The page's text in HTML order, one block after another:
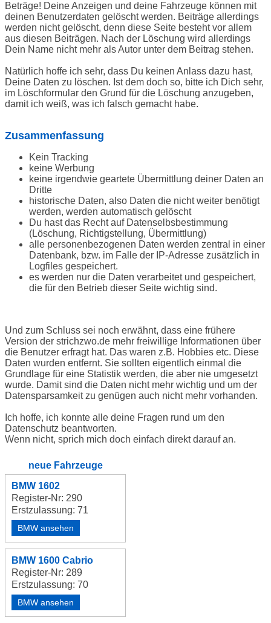
Beträge! Deine Anzeigen und deine Fahrzeuge können mit
deinen Benutzerdaten gelöscht werden. Beiträge allerdings
werden nicht gelöscht, denn diese Seite besteht vor allem
aus diesen Beiträgen. Nach der Löschung wird allerdings
Dein Name nicht mehr als Autor unter dem Beitrag stehen.
Natürlich hoffe ich sehr, dass Du keinen Anlass dazu hast,
Deine Daten zu löschen. Ist dem doch so, bitte ich Dich sehr,
im Löschformular den Grund für die Löschung anzugeben,
damit ich weiß, was ich falsch gemacht habe.
Zusammenfassung
Kein Tracking
keine Werbung
keine irgendwie geartete Übermittlung deiner Daten an
Dritte
historische Daten, also Daten die nicht weiter benötigt
werden, werden automatisch gelöscht
Du hast das Recht auf Datenselbsbestimmung
(Löschung, Richtigstellung, Übermittlung)
alle personenbezogenen Daten werden zentral in einer
Datenbank, bzw. im Falle der IP-Adresse zusätzlich in
Logfiles gespeichert.
es werden nur die Daten verarbeitet und gespeichert,
die für den Betrieb dieser Seite wichtig sind.
Und zum Schluss sei noch erwähnt, dass eine frühere
Version der strichzwo.de mehr freiwillige Informationen über
die Benutzer erfragt hat. Das waren z.B. Hobbies etc. Diese
Daten wurden entfernt. Sie sollten eigentlich einmal die
Grundlage für eine Statistik werden, die aber nie umgesetzt
wurde. Damit sind die Daten nicht mehr wichtig und um der
Datensparsamkeit zu genügen auch nicht mehr vorhanden.
Ich hoffe, ich konnte alle deine Fragen rund um den
Datenschutz beantworten.
Wenn nicht, sprich mich doch einfach direkt darauf an.
neue Fahrzeuge
BMW 1602
Register-Nr: 290
Erstzulassung: 71
BMW ansehen
BMW 1600 Cabrio
Register-Nr: 289
Erstzulassung: 70
BMW ansehen